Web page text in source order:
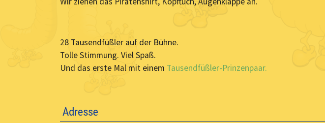
28 Tausendfüßler auf der Bühne.
Tolle Stimmung. Viel Spaß.
Und das erste Mal mit einem Tausendfüßler-Prinzenpaar.
Adresse